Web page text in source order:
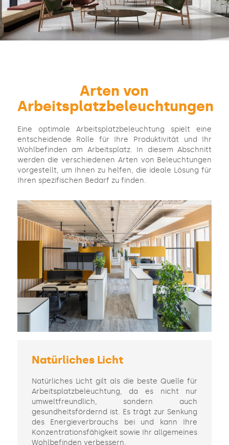
Arten von
Arbeitsplatzbeleuchtungen
Eine optimale Arbeitsplatzbeleuchtung spielt eine
entscheidende Rolle für Ihre Produktivität und Ihr
Wohlbefinden am Arbeitsplatz. In diesem Abschnitt
werden die verschiedenen Arten von Beleuchtungen
vorgestellt, um Ihnen zu helfen, die ideale Lösung für
Ihren spezifischen Bedarf zu finden.
Natürliches Licht
Natürliches Licht gilt als die beste Quelle für
Arbeitsplatzbeleuchtung, da es nicht nur
umweltfreundlich, sondern auch
gesundheitsfördernd ist. Es trägt zur Senkung
des Energieverbrauchs bei und kann Ihre
Konzentrationsfähigkeit sowie Ihr allgemeines
Wohlbefinden verbessern.